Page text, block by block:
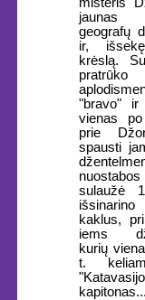
jaunas
geografų
ir,
krėslą.
"bravo" ir
vienas
prie
spausti
sulaužė
kaklus,
iems
kurių
t.
kapitonas...